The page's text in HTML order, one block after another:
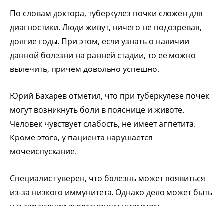
По словам доктора, туберкулез почки сложен для
диагностики. Люди живут, ничего не подозревая,
долгие годы. При этом, если узнать о наличии
данной болезни на ранней стадии, то ее можно
вылечить, причем довольно успешно.
Юрий Бахарев отметил, что при туберкулезе почек
могут возникнуть боли в пояснице и животе.
Человек чувствует слабость, не имеет аппетита.
Кроме этого, у пациента нарушается
мочеиспускание.
Специалист уверен, что болезнь может появиться
из-за низкого иммунитета. Однако дело может быть